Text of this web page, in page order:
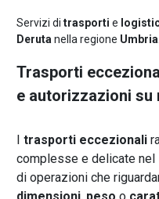
Servizi di trasporti e
Deruta nella regione Umbria
Trasporti
e autorizzazioni su
I trasporti eccezionali
complesse e delicate
di operazioni che
dimensioni, peso o